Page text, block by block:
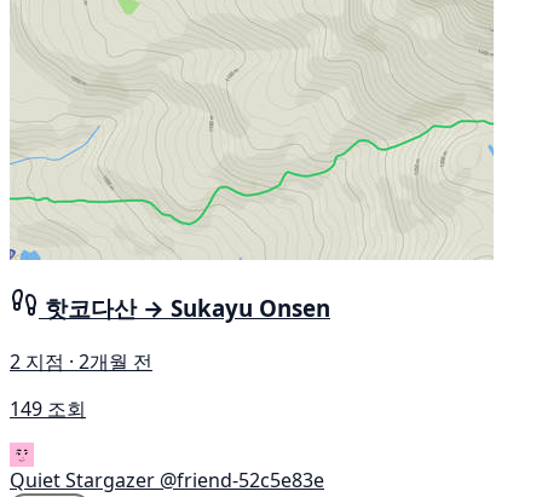
핫코다산 → Sukayu Onsen
2 지점 · 2개월 전
149 조회
Quiet Stargazer @friend-52c5e83e